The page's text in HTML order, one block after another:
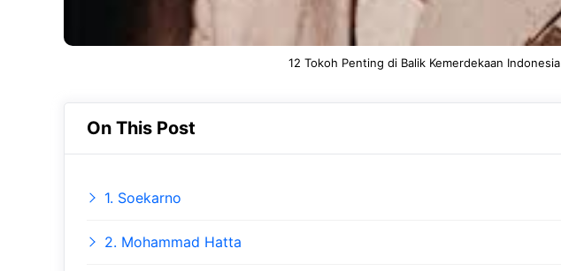
12 Tokoh Penting di Balik Kemerdekaan Indonesia
On This Post
1. Soekarno
2. Mohammad Hatta